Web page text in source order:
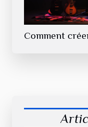
Comment